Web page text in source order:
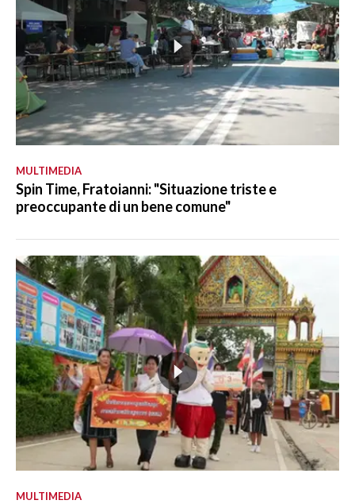
MULTIMEDIA
Spin Time, Fratoianni: "Situazione triste e
preoccupante di un bene comune"
MULTIMEDIA